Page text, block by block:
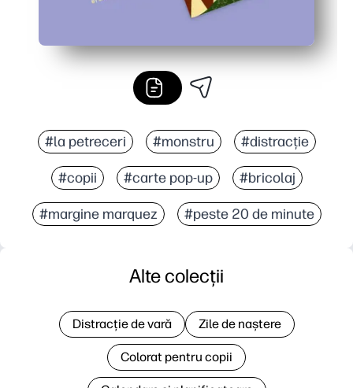
#la petreceri #monstru #distracție
#copii #carte pop-up #bricolaj
#margine marquez #peste 20 de minute
Alte colecții
Distracție de vară Zile de naștere
Colorat pentru copii